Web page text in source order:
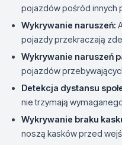
pojazdów pośród innych
Wykrywanie naruszeń:
pojazdy przekraczają
Wykrywanie naruszeń
pojazdów
Detekcja dystansu
nie trzymają
Wykrywanie braku
noszą kasków przed